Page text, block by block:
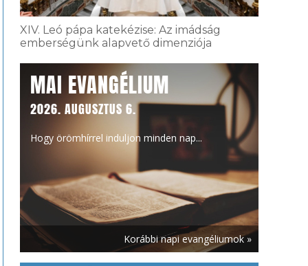
XIV. Leó pápa katekézise: Az imádság
emberségünk alapvető dimenziója
MAI EVANGÉLIUM
2026. AUGUSZTUS 6.
Hogy örömhírrel induljon minden nap...
Korábbi napi evangéliumok »